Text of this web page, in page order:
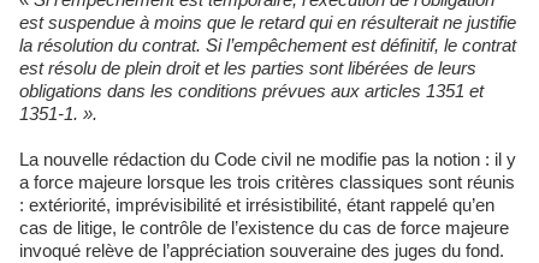
est suspendue à moins que le retard qui en résulterait ne justifie
la résolution du contrat. Si l’empêchement est définitif, le contrat
est résolu de plein droit et les parties sont libérées de leurs
obligations dans les conditions prévues aux articles 1351 et
1351-1. ».
La nouvelle rédaction du Code civil ne modifie pas la notion : il y
a force majeure lorsque les trois critères classiques sont réunis
: extériorité, imprévisibilité et irrésistibilité, étant rappelé qu’en
cas de litige, le contrôle de l’existence du cas de force majeure
invoqué relève de l’appréciation souveraine des juges du fond.